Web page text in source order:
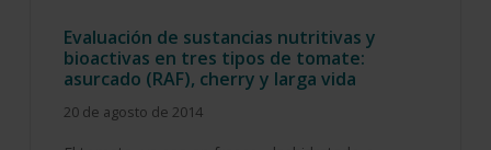
Evaluación de sustancias nutritivas y
bioactivas en tres tipos de tomate:
asurcado (RAF), cherry y larga vida
20 de agosto de 2014